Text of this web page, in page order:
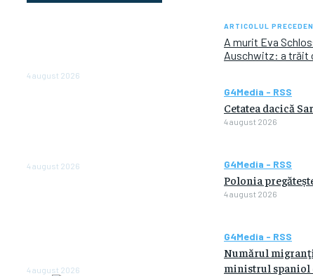
4 august 2026
4 august 2026
4 august 2026
ARTICOLUL
A murit Eva
Auschwitz: a trăit
G4Media - RSS
Cetatea dacică
4 august 2026
G4Media - RSS
Polonia
4 august 2026
G4Media - RSS
Numărul
ministrul spaniol